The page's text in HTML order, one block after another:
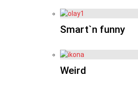
Smart`n funny
Weird